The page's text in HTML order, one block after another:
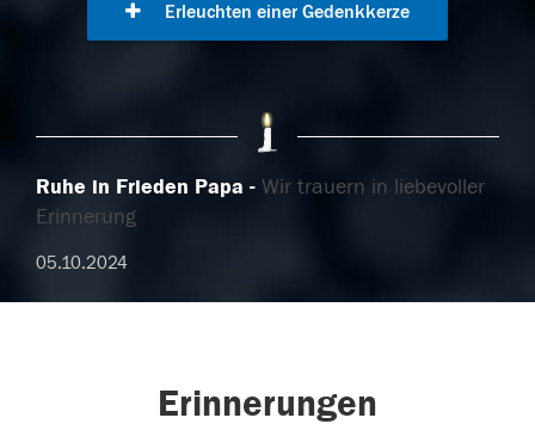
Erleuchten einer Gedenkkerze
Ruhe in Frieden Papa
Wir trauern in liebevoller
Erinnerung
05.10.2024
Erinnerungen